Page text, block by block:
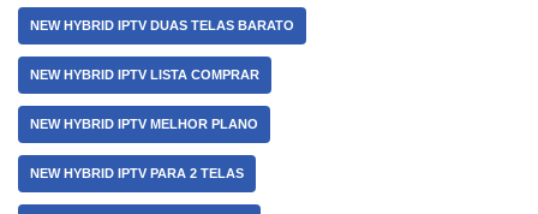
NEW HYBRID IPTV DUAS TELAS BARATO
NEW HYBRID IPTV LISTA COMPRAR
NEW HYBRID IPTV MELHOR PLANO
NEW HYBRID IPTV PARA 2 TELAS